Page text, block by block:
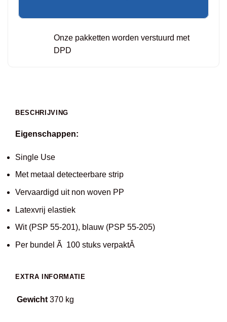
Onze pakketten worden verstuurd met
DPD
BESCHRIJVING
Eigenschappen:
Single Use
Met metaal detecteerbare strip
Vervaardigd uit non woven PP
Latexvrij elastiek
Wit (PSP 55-201), blauw (PSP 55-205)
Per bundel Ã 100 stuks verpaktÂ
EXTRA INFORMATIE
Gewicht 370 kg